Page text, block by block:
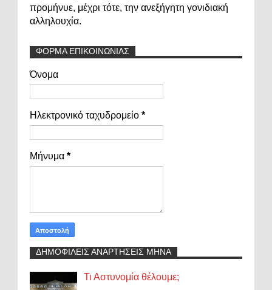
προμήνυε, μέχρι τότε, την ανεξήγητη γονιδιακή
αλληλουχία.
ΦΟΡΜΑ ΕΠΙΚΟΙΝΩΝΙΑΣ
Όνομα
Ηλεκτρονικό ταχυδρομείο *
Μήνυμα *
ΔΗΜΟΦΙΛΕΙΣ ΑΝΑΡΤΗΣΕΙΣ ΜΗΝΑ
Τι Αστυνομία θέλουμε;